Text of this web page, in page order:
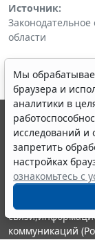
Источник:
области
Мы
браузера и
аналитики в
исследований
запретить
настройках
ознакомьтесь с
© ООО "НПП
выпускается с
являются
информации
Портал
издания
коммуникаций